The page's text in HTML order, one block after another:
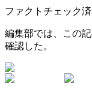
ファクトチェック
編集部では、この
確認した。